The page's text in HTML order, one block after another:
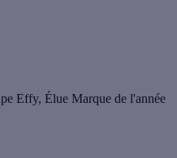
Effy, Élue Marque de l'année